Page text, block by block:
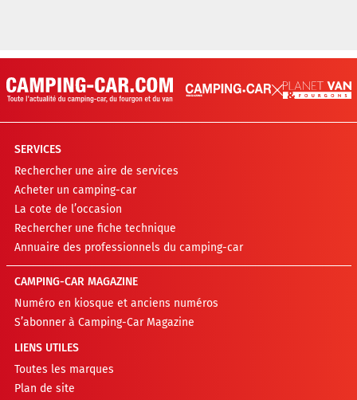
SERVICES
Rechercher une aire de services
Acheter un camping-car
La cote de l’occasion
Rechercher une fiche technique
Annuaire des professionnels du camping-car
CAMPING-CAR MAGAZINE
Numéro en kiosque et anciens numéros
S’abonner à Camping-Car Magazine
LIENS UTILES
Toutes les marques
Plan de site